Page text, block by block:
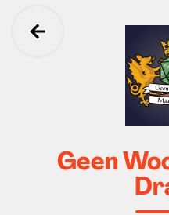
Ga terug
Geen